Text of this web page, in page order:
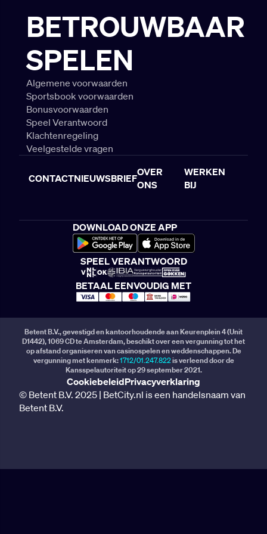
BETROUWBAAR
SPELEN
Algemene voorwaarden
Sportsbook voorwaarden
Bonusvoorwaarden
Speel Verantwoord
Klachtenregeling
Veelgestelde vragen
CONTACTNIEUWSBRIEF
OVER
ONS
WERKEN
BIJ
DOWNLOAD ONZE APP
SPEEL VERANTWOORD
BETAAL EENVOUDIG MET
Betent B.V., gevestigd en kantoorhoudende aan Keurenplein 4 (Unit
D1442), 1069 CD te Amsterdam, beschikt over een vergunning tot het
op afstand organiseren van casinospelen en weddenschappen. De
vergunning met kenmerk:1712/01.247.822is verleend door de
Kansspelautoriteit op 29 september 2021.
CookiebeleidPrivacyverklaring
© Betent B.V. 2025 | BetCity.nl is een handelsnaam van
Betent B.V.